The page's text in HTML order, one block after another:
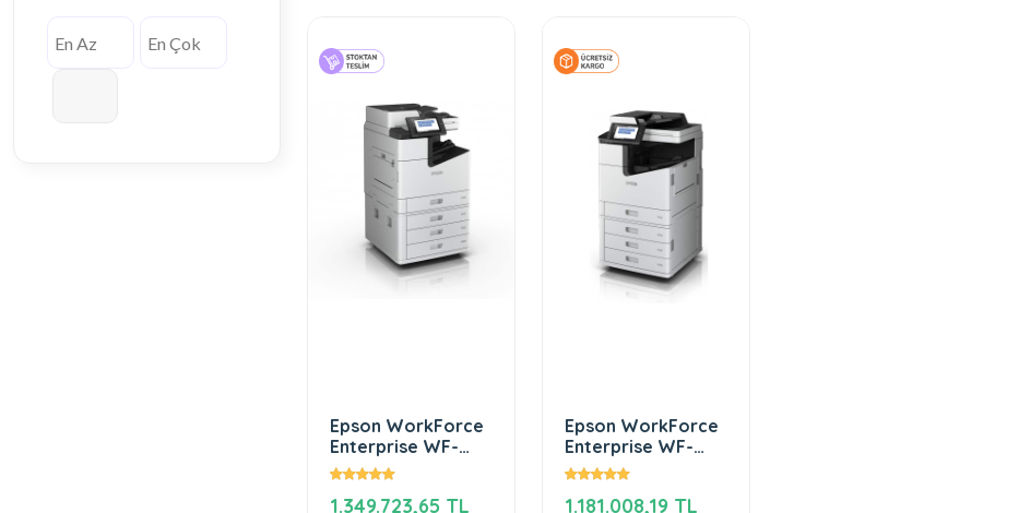
Epson WorkForce
Enterprise WF-
C20590
1.349.723,65 TL
Epson WorkForce
Enterprise WF-
C17590 D4TWF
1.181.008,19 TL